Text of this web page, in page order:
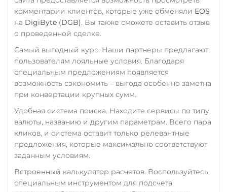
Verge (XVG)
WAVES
ERC20
Yearn.finance (YFI)
комментарии клиентов, которые уже обменяли EOS
на DigiByte (DGB). Вы также сможете оставить отзыв
о проведенной сделке.
Самый выгодный курс. Наши партнеры предлагают
пользователям лояльные условия. Благодаря
специальным предложениям появляется
возможность сэкономить – выгода особенно заметна
при конвертации крупных сумм.
Удобная система поиска. Находите сервисы по типу
валюты, названию и другим параметрам. Всего пара
кликов, и система оставит только релевантные
предложения, которые максимально соответствуют
заданным условиям.
Встроенный калькулятор расчетов. Воспользуйтесь
специальным инструментом для подсчета